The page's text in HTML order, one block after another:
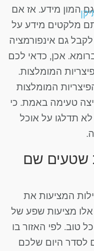
המון מידע. אז אם
מלקטים מידע על
גם אינפורמציה
אכן, כדאי לכם
המומלצות.
המומלצות
טעימה באמת. כי
תדלגו על אוכל
שטעים שם
המציעות את
אלו מציעות שפע של
טוב. לפי האזור בו
לסדר היום שלכם